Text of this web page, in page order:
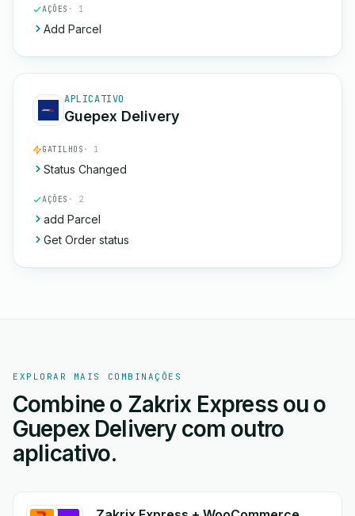
AÇÕES · 1
Add Parcel
APLICATIVO
Guepex Delivery
GATILHOS · 1
Status Changed
AÇÕES · 2
add Parcel
Get Order status
EXPLORAR MAIS COMBINAÇÕES
Combine o Zakrix Express ou o
Guepex Delivery com outro
aplicativo.